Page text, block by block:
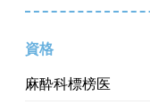
資格
麻酔科標榜医